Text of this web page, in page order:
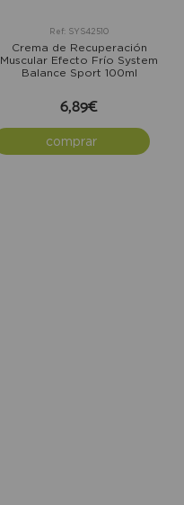
Ref: SYS42510
Crema de Recuperación
Muscular Efecto Frío System
Balance Sport 100ml
6,89€
comprar